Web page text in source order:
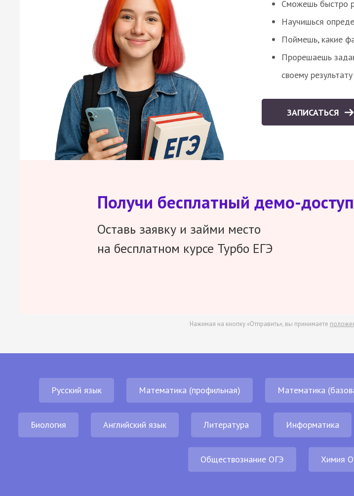
Сможешь быстро
Научишься
Поймешь, какие
Прорешаешь
своему результату
ЗАПИСАТЬСЯ
Получи бесплатный демо-доступ
Оставь заявку и займи место
на бесплатном курсе Турбо ЕГЭ
Нажимая на кнопку «Отправить», вы принимаете
Русский язык Математика (профильная) Математика
Биология Английский язык Литература Информатика
Обществознание ОГЭ Химия